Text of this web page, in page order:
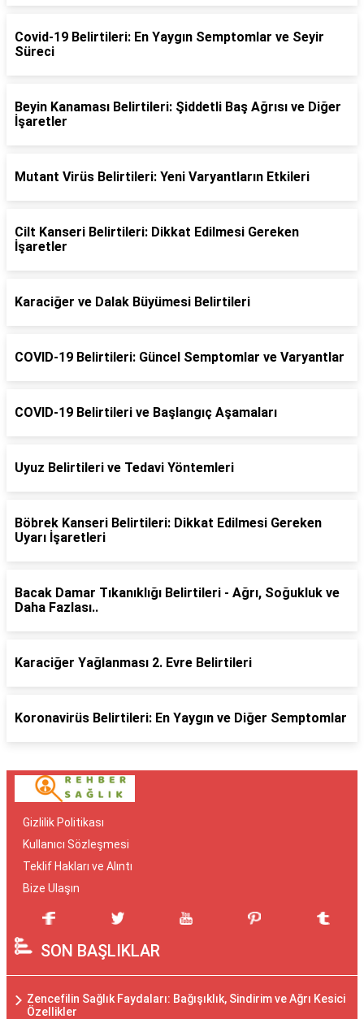
Covid-19 Belirtileri: En Yaygın Semptomlar ve Seyir
Süreci
Beyin Kanaması Belirtileri: Şiddetli Baş Ağrısı ve Diğer
İşaretler
Mutant Virüs Belirtileri: Yeni Varyantların Etkileri
Cilt Kanseri Belirtileri: Dikkat Edilmesi Gereken
İşaretler
Karaciğer ve Dalak Büyümesi Belirtileri
COVID-19 Belirtileri: Güncel Semptomlar ve Varyantlar
COVID-19 Belirtileri ve Başlangıç Aşamaları
Uyuz Belirtileri ve Tedavi Yöntemleri
Böbrek Kanseri Belirtileri: Dikkat Edilmesi Gereken
Uyarı İşaretleri
Bacak Damar Tıkanıklığı Belirtileri - Ağrı, Soğukluk ve
Daha Fazlası..
Karaciğer Yağlanması 2. Evre Belirtileri
Koronavirüs Belirtileri: En Yaygın ve Diğer Semptomlar
Gizlilik Politikası
Kullanıcı Sözleşmesi
Teklif Hakları ve Alıntı
Bize Ulaşın
SON BAŞLIKLAR
Zencefilin Sağlık Faydaları: Bağışıklık, Sindirim ve Ağrı Kesici
Özellikler